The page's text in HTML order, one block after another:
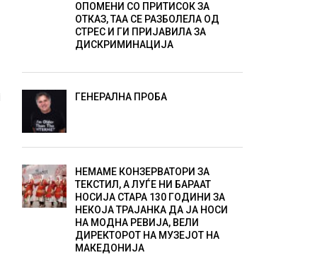
ОПОМЕНИ СО ПРИТИСОК ЗА
ОТКАЗ, ТАА СЕ РАЗБОЛЕЛА ОД
СТРЕС И ГИ ПРИЈАВИЛА ЗА
ДИСКРИМИНАЦИЈА
ГЕНЕРАЛНА ПРОБА
НЕМАМЕ КОНЗЕРВАТОРИ ЗА
ТЕКСТИЛ, А ЛУЃЕ НИ БАРААТ
НОСИЈА СТАРА 130 ГОДИНИ ЗА
НЕКОЈА ТРАЈАНКА ДА ЈА НОСИ
НА МОДНА РЕВИЈА, ВЕЛИ
ДИРЕКТОРОТ НА МУЗЕЈОТ НА
МАКЕДОНИЈА